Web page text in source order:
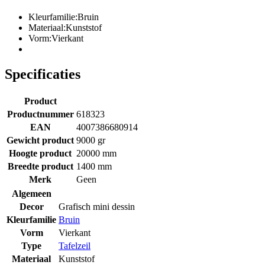
Kleurfamilie:Bruin
Materiaal:Kunststof
Vorm:Vierkant
Specificaties
Product
Productnummer 618323
EAN
4007386680914
Gewicht product 9000 gr
Hoogte product 20000 mm
Breedte product 1400 mm
Merk
Geen
Algemeen
Decor
Grafisch mini dessin
Kleurfamilie Bruin
Vorm
Vierkant
Type
Tafelzeil
Materiaal
Kunststof